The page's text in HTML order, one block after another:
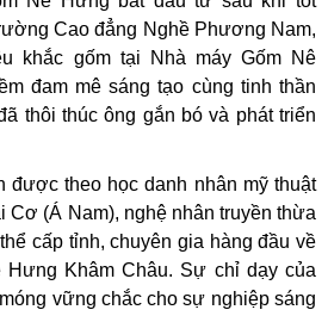
Cao đẳng Nghề Phương Nam,
khắc gốm tại Nhà máy Gốm Nê
đam mê sáng tạo cùng tinh thần
thôi thúc ông gắn bó và phát triển
được theo học danh nhân mỹ thuật
Cơ (Á Nam), nghệ nhân truyền thừa
cấp tỉnh, chuyên gia hàng đầu về
Hưng Khâm Châu. Sự chỉ dạy của
vững chắc cho sự nghiệp sáng